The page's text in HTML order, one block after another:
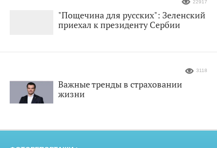
"Пощечина для русских": Зеленский
приехал к президенту Сербии
22917
Важные тренды в страховании
жизни
3118